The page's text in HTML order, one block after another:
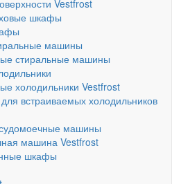
Vestfrost
шкафы
машины
стиральные машины
холодильники Vestfrost
встраиваемых холодильников
машины
машина Vestfrost
шкафы